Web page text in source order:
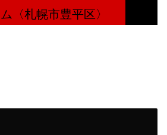
〈札幌市豊平区〉